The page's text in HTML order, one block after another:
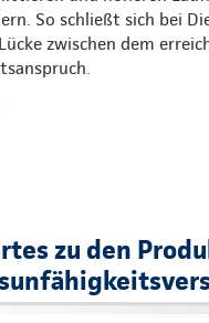
So schließt sich bei
zwischen dem
zu den